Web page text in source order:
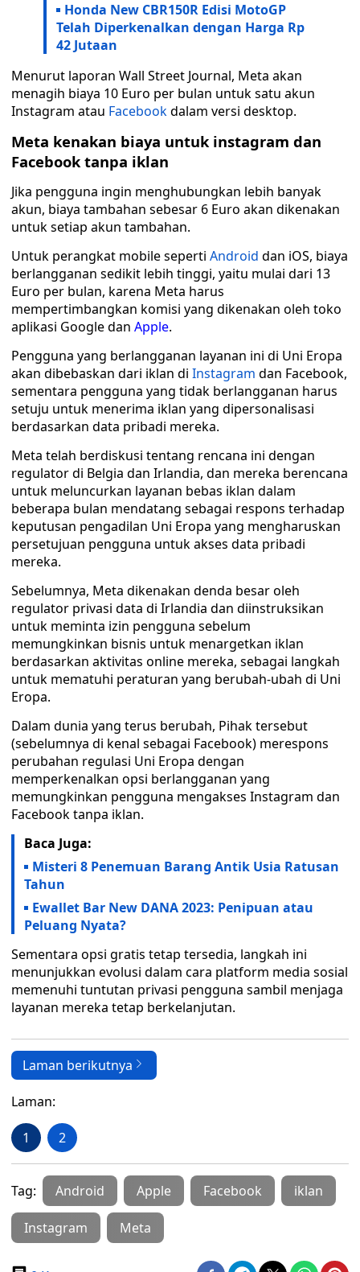
Honda New CBR150R Edisi MotoGP
Telah Diperkenalkan dengan Harga Rp
42 Jutaan
Menurut laporan Wall Street Journal, Meta akan
menagih biaya 10 Euro per bulan untuk satu akun
Instagram atau Facebookdalam versi desktop.
Meta kenakan biaya untuk instagram dan
Facebook tanpa iklan
Jika pengguna ingin menghubungkan lebih banyak
akun, biaya tambahan sebesar 6 Euro akan dikenakan
untuk setiap akun tambahan.
Untuk perangkat mobile seperti Android dan iOS, biaya
berlangganan sedikit lebih tinggi, yaitu mulai dari 13
Euro per bulan, karena Meta harus
mempertimbangkan komisi yang dikenakan oleh toko
aplikasi Google dan Apple.
Pengguna yang berlangganan layanan ini di Uni Eropa
akan dibebaskan dari iklan di Instagram dan Facebook,
sementara pengguna yang tidak berlangganan harus
setuju untuk menerima iklan yang dipersonalisasi
berdasarkan data pribadi mereka.
Meta telah berdiskusi tentang rencana ini dengan
regulator di Belgia dan Irlandia, dan mereka berencana
untuk meluncurkan layanan bebas iklan dalam
beberapa bulan mendatang sebagai respons terhadap
keputusan pengadilan Uni Eropa yang mengharuskan
persetujuan pengguna untuk akses data pribadi
mereka.
Sebelumnya, Meta dikenakan denda besar oleh
regulator privasi data di Irlandia dan diinstruksikan
untuk meminta izin pengguna sebelum
memungkinkan bisnis untuk menargetkan iklan
berdasarkan aktivitas online mereka, sebagai langkah
untuk mematuhi peraturan yang berubah-ubah di Uni
Eropa.
Dalam dunia yang terus berubah, Pihak tersebut
(sebelumnya di kenal sebagai Facebook) merespons
perubahan regulasi Uni Eropa dengan
memperkenalkan opsi berlangganan yang
memungkinkan pengguna mengakses Instagram dan
Facebook tanpa iklan.
Baca Juga:
Misteri 8 Penemuan Barang Antik Usia Ratusan
Tahun
Ewallet Bar New DANA 2023: Penipuan atau
Peluang Nyata?
Sementara opsi gratis tetap tersedia, langkah ini
menunjukkan evolusi dalam cara platform media sosial
memenuhi tuntutan privasi pengguna sambil menjaga
layanan mereka tetap berkelanjutan.
Laman berikutnya
Laman:
1 2
Tag: Android Apple Facebook iklan
Instagram Meta